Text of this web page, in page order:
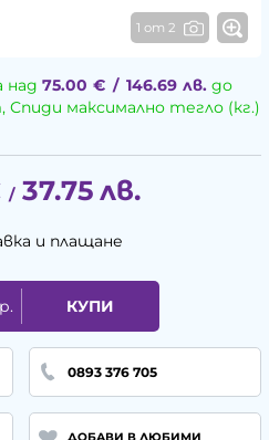
1 от 2
над 75.00 € / 146.69 лв.до
Спиди максимално тегло (кг.)
/ 37.75 лв.
и плащане
КУПИ
0893 376 705